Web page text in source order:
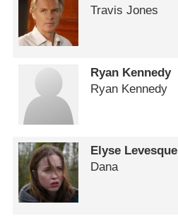
Travis Jones
Ryan Kennedy
Ryan Kennedy
Elyse Levesque
Dana